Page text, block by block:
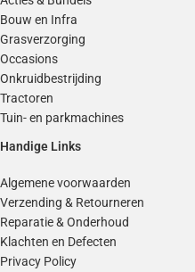
Bouw en Infra
Grasverzorging
Occasions
Onkruidbestrijding
Tractoren
Tuin- en parkmachines
Handige Links
Algemene voorwaarden
Verzending & Retourneren
Reparatie & Onderhoud
Klachten en Defecten
Privacy Policy